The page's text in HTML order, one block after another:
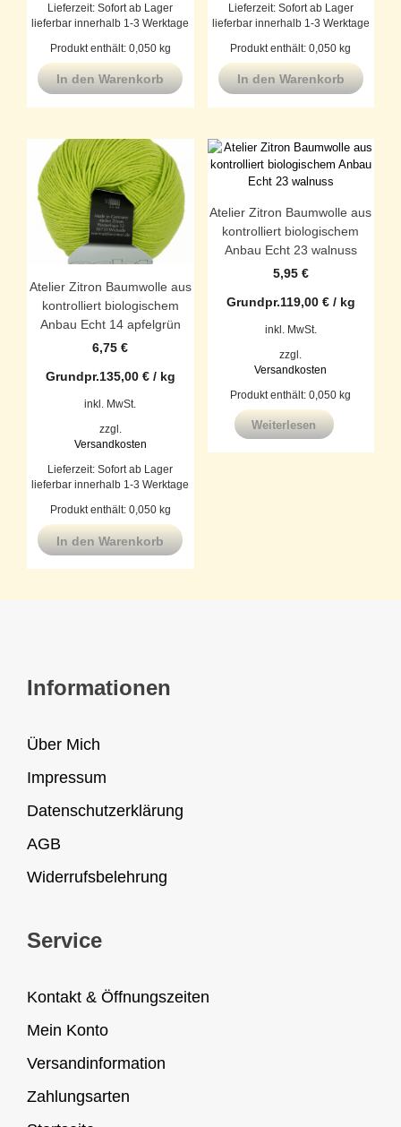
Lieferzeit: Sofort ab Lager
lieferbar innerhalb 1-3 Werktage
Produkt enthält: 0,050 kg
In den Warenkorb
Lieferzeit: Sofort ab Lager
lieferbar innerhalb 1-3 Werktage
Produkt enthält: 0,050kg
In den Warenkorb
Atelier Zitron Baumwolle aus
kontrolliert biologischem
Anbau Echt 14 apfelgrün
6,75€
Grundpr.135,00 €/ kg
inkl. MwSt.
zzgl.
Versandkosten
Lieferzeit:Sofort ab Lager
lieferbar innerhalb 1-3 Werktage
Produkt enthält: 0,050 kg
In den Warenkorb
Atelier Zitron Baumwolle aus
kontrolliert biologischem
Anbau Echt 23 walnuss
5,95 €
Grundpr.119,00 €/ kg
inkl. MwSt.
zzgl.
Versandkosten
Produkt enthält: 0,050 kg
Weiterlesen
Informationen
Über Mich
Impressum
Datenschutzerklärung
AGB
Widerrufsbelehrung
Service
Kontakt & Öffnungszeiten
Mein Konto
Versandinformation
Zahlungsarten